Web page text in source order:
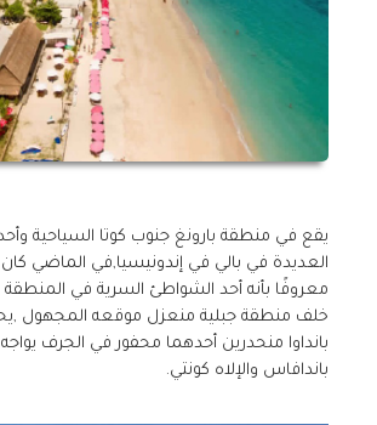
يقع في منطقة بارونغ جنوب كوتا السياحية
العديدة في بالي في إندونيسيا,في الماضي
معروفًا بأنه أحد الشواطئ السرية في
خلف منطقة جبلية منعزل موقعه المجهول
بانداوا منحدرين أحدهما محفور في الجرف يواجه
باندافاس والإلاه كونتي.